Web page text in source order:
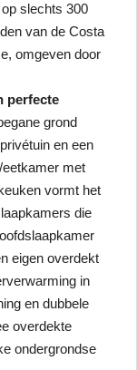
slechts 300
van de Costa
omgeven door
perfecte
grond
en een
met
vormt het
die
eigen overdekt
in
en dubbele
overdekte
ondergrondse